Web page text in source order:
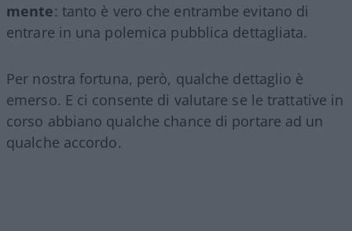
mente: tanto è vero che entrambe evitano di
entrare in una polemica pubblica dettagliata.
Per nostra fortuna, però, qualche dettaglio è
emerso. E ci consente di valutare se le trattative in
corso abbiano qualche chance di portare ad un
qualche accordo.